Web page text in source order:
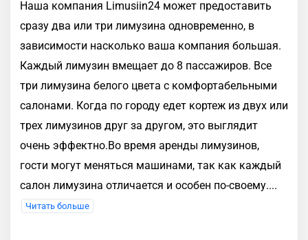
Наша компания Limusiin24 может предоставить
сразу два или три лимузина одновременно, в
зависимости насколько ваша компания большая.
Каждый лимузин вмещает до 8 пассажиров. Все
три лимузина белого цвета с комфортабельными
салонами. Когда по городу едет кортеж из двух или
трех лимузинов друг за другом, это выглядит
очень эффектно.Во время аренды лимузинов,
гости могут меняться машинами, так как каждый
салон лимузина отличается и особен по-своему....
Читать больше